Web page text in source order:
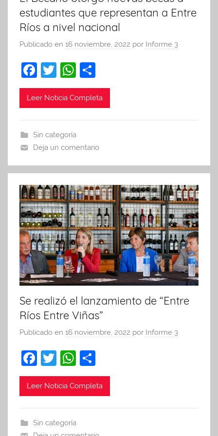
estudiantes que representan a Entre
Ríos a nivel nacional
Publicado en 16 noviembre, 2022 por Informe 3
F
a
c
b
o
o
k
T
w
itt
W
h
at
A
p
p
o
m
tir
Leer Noticia Completa
Sin categoría
Deja un comentario
Se realizó el lanzamiento de “Entre
Ríos Entre Viñas”
Publicado en 16 noviembre, 2022 por Informe 3
F
a
c
b
T
w
itt
W
h
at
A
o
m
Leer Noticia Completa
Sin categoría